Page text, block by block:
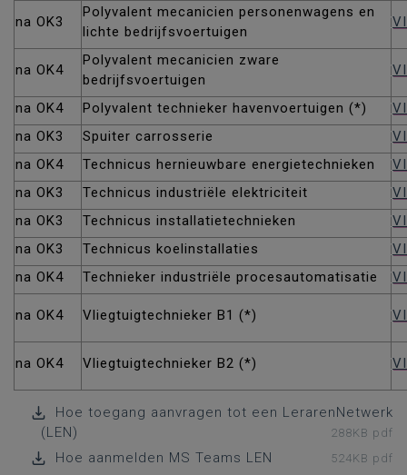
na OK3
Polyvalent mecanicien personenwagens en
lichte bedrijfsvoertuigen
na OK4
Polyvalent mecanicien zware
bedrijfsvoertuigen
na OK4 Polyvalent technieker havenvoertuigen (*)
na OK3
Spuiter carrosserie
na OK4
Technicus hernieuwbare energietechnieken
na OK3
Technicus industriële elektriciteit
na OK3
Technicus installatietechnieken
na OK3
Technicus koelinstallaties
na OK4
Technieker industriële procesautomatisatie
na OK4 Vliegtuigtechnieker B1 (*)
na OK4 Vliegtuigtechnieker B2 (*)
Hoe toegang aanvragen tot een LerarenNetwerk
(LEN)
288KB pdf
Hoe aanmelden MS Teams LEN 524KB pdf